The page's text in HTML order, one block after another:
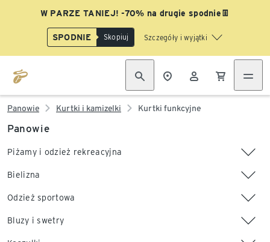
W PARZE TANIEJ! -70% na drugie spodnie👖
SPODNIE Skopiuj Szczegóły i wyjątki
Panowie Kurtki i kamizelki Kurtki funkcyjne
Panowie
Piżamy i odzież rekreacyjna
Bielizna
Odzież sportowa
Bluzy i swetry